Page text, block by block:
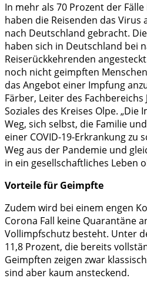
In mehr als 70 Prozent der
haben die Reisenden das Virus
nach Deutschland gebracht.
haben sich in Deutschland bei
Reiserückkehrenden
noch nicht geimpften
das Angebot einer Impfung
Färber, Leiter des
Soziales des Kreises Olpe.
Weg, sich selbst, die Familie
einer COVID-19-Erkrankung zu
Weg aus der Pandemie und
in ein gesellschaftliches Leben
Vorteile für Geimpfte
Zudem wird bei einem engen
Corona Fall keine Quarantäne
Vollimpfschutz besteht. Unter
11,8 Prozent, die bereits
Geimpften zeigen zwar
sind aber kaum ansteckend.